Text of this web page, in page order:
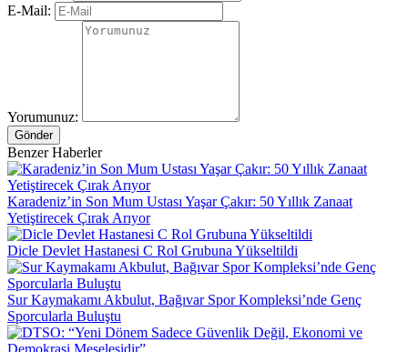
E-Mail:
Yorumunuz:
Gönder
Benzer Haberler
Karadeniz’in Son Mum Ustası Yaşar Çakır: 50 Yıllık Zanaat
Yetiştirecek Çırak Arıyor
Dicle Devlet Hastanesi C Rol Grubuna Yükseltildi
Sur Kaymakamı Akbulut, Bağıvar Spor Kompleksi’nde Genç
Sporcularla Buluştu